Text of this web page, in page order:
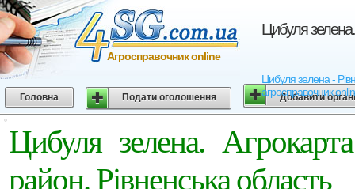
Цибуля
Цибуля зелена -
агросправочник
Агросправочник online
Головна Подати оголошення Добавити
Цибуля зелена.
район. Рівненська область